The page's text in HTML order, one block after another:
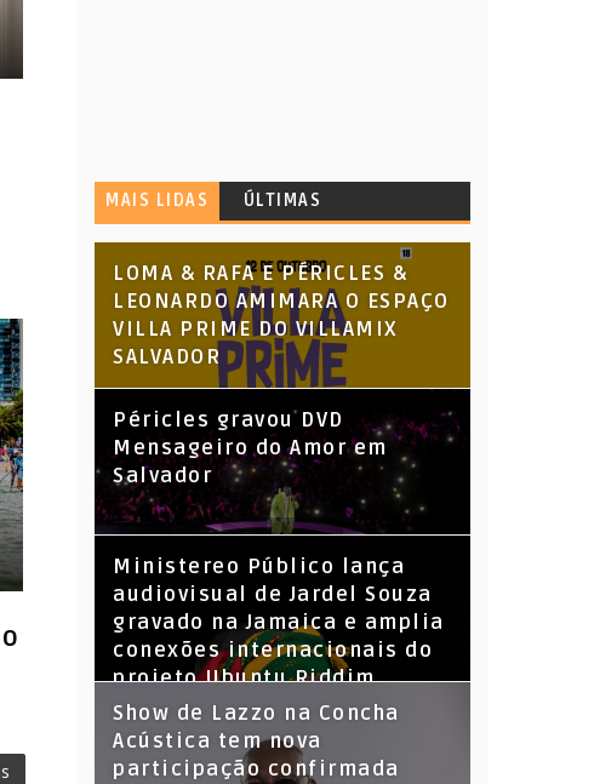
MAIS LIDAS ÚLTIMAS
LOMA & RAFA E PÉRICLES &
LEONARDO AMIMARA O ESPAÇO
VILLA PRIME DO VILLAMIX
SALVADOR
Péricles gravou DVD
Mensageiro do Amor em
Salvador
​Ministereo Público lança
audiovisual de Jardel Souza
gravado na Jamaica e amplia
conexões internacionais do
projeto Ubuntu Riddim
Show de Lazzo na Concha
Acústica tem nova
participação confirmada